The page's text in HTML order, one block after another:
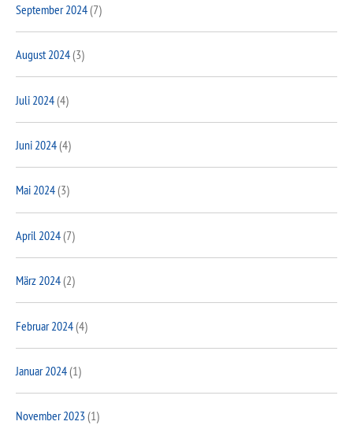
September 2024(7)
August 2024(3)
Juli 2024(4)
Juni 2024(4)
Mai 2024(3)
April 2024(7)
März 2024(2)
Februar 2024(4)
Januar 2024(1)
November 2023(1)